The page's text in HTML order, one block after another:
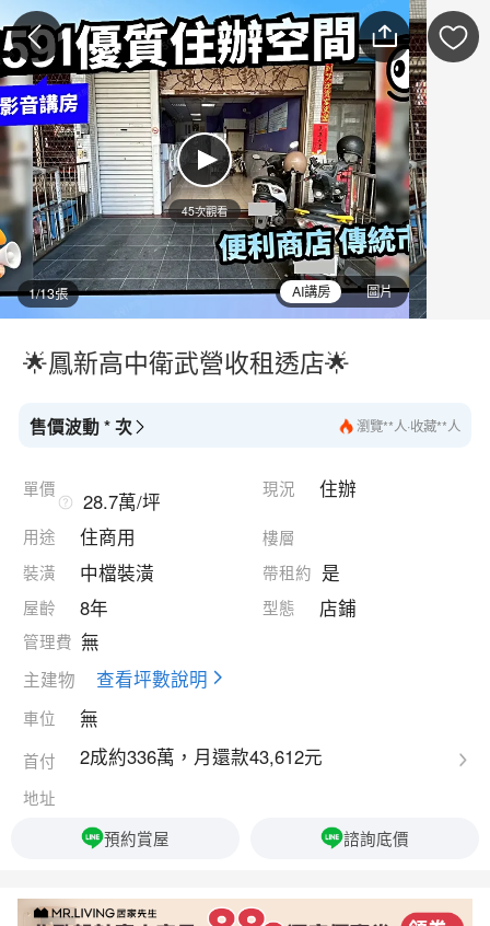
45次觀看
1/13張 AI講房 圖片
🌟鳳新高中衛武營收租透店🌟
售價波動 * 次 瀏覽**人·收藏**人
單價
28.7萬/坪
現況 住辦
用途 住商用
樓層
裝潢
中檔裝潢 帶租約 是
屋齡 8年 型態 店鋪
管理費 無
主建物 查看坪數說明
車位 無
首付 2成約336萬，月還款43,612元
地址
預約賞屋
諮詢底價